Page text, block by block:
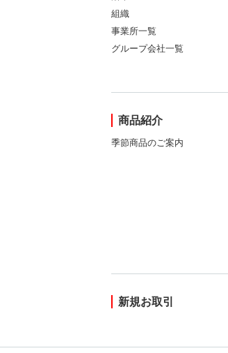
組織
事業所一覧
グループ会社一覧
商品紹介
季節商品のご案内
新規お取引